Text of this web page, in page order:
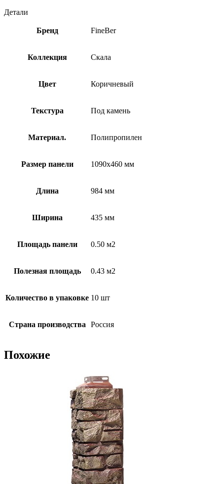
Детали
Бренд FineBer
Коллекция Скала
Цвет Коричневый
Текстура Под камень
Материал. Полипропилен
Размер панели 1090х460 мм
Длина 984 мм
Ширина 435 мм
Площадь панели 0.50 м2
Полезная площадь 0.43 м2
Количество в упаковке 10 шт
Страна производства Россия
Похожие